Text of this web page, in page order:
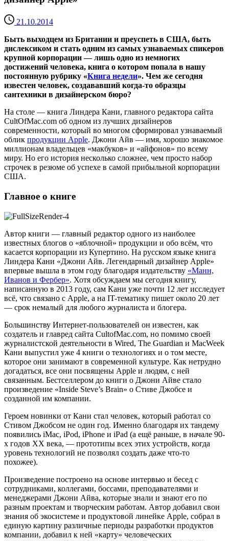
21.10.2014
Быть выходцем из Британии и преуспеть в США, быть
дислексиком и стать одним из самых узнаваемых спикеров
крупной корпорации — лишь одно из немногих
достижений человека, книга о котором попала в нашу
постоянную рубрику «Книга недели». Чем же сегодня
известен человек, создававший когда-то образцы
сантехники в дизайнерском бюро?
На столе — книга Линдера Кани, главного редактора сайта
CultOfMac.com об одном из лучших дизайнеров
современности, который во многом сформировал узнаваемый
облик продукции Apple. Джони Айв — имя, хорошо знакомое
миллионам владельцев «макбуков» и «айфонов» по всему
миру. Но его история несколько сложнее, чем просто набор
строчек в резюме об успехе в самой прибыльной корпорации
США.
Главное о книге
Автор книги — главный редактор одного из наиболее
известных блогов о «яблочной» продукции и обо всём, что
касается корпорации из Купертино. На русском языке книга
Линдера Кани «Джони Айв. Легендарный дизайнер Apple»
впервые вышла в этом году благодаря издательству «Манн,
Иванов и Фербер». Хотя обсуждаем мы сегодня книгу,
написанную в 2013 году, сам Кани уже почти 12 лет исследует
всё, что связано с Apple, а на IT-тематику пишет около 20 лет
— срок немалый для любого журналиста и блогера.
Большинству Интернет-пользователей он известен, как
создатель и главред сайта CultofMac.com, но помимо своей
журналистской деятельности в Wired, The Guardian и MacWeek
Кани выпустил уже 4 книги о технологиях и о том месте,
которое они занимают в современной культуре. Как нетрудно
догадаться, все они посвящены Apple и людям, с ней
связанным. Бестселлером до книги о Джони Айве стало
произведение «Inside Steve’s Brain» о Стиве Джобсе и
созданной им компании.
Героем новинки от Кани стал человек, который работал со
Стивом Джобсом не один год. Именно благодаря их тандему
появились iMac, iPod, iPhone и iPad (а ещё раньше, в начале 90-
х годов ХХ века, — прототипы всех этих устройств, когда
уровень технологий не позволял создать даже что-то
похожее).
Произведение построено на основе интервью и бесед с
сотрудниками, коллегами, боссами, преподавателями и
менеджерами Джони Айва, которые знали и знают его по
разным проектам и творческим работам. Автор добавил свои
знания об экосистеме и продуктовой линейке Apple, собрал в
единую картину различные периоды разработки продуктов
компании, добавил к ней «карту» человеческих